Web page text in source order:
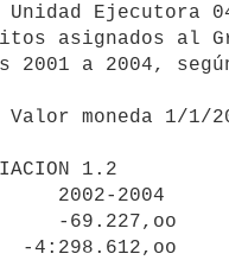
Ejecutora
asignados al
2001 a 2004,
2002-2004
-69.227,oo
-4:298.612,oo